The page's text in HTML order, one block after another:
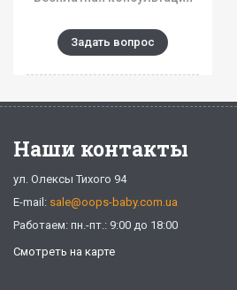
Задать вопрос
Наши контакты
ул. Олексы Тихого 94
E-mail: sale@oops-baby.com.ua
Работаем: пн.-пт.: 9:00 до 18:00
Смотреть на карте